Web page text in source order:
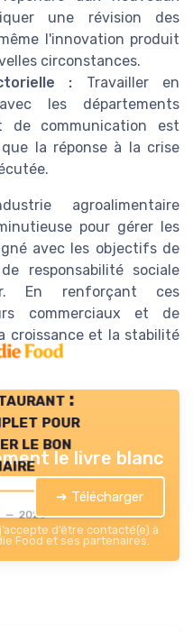
une révision des
l'innovation produit
circonstances.
: Travailler en
les départements
de communication est
la réponse à la crise
agroalimentaire
pour gérer les
avec les objectifs de
responsabilité sociale
En renforçant ces
commerciaux et de
croissance et la stabilité
:
pour
le bon
— 2026
le livre blanc
➔ Télécharger
d’être contacté(e) à
Food et ses partenaires.